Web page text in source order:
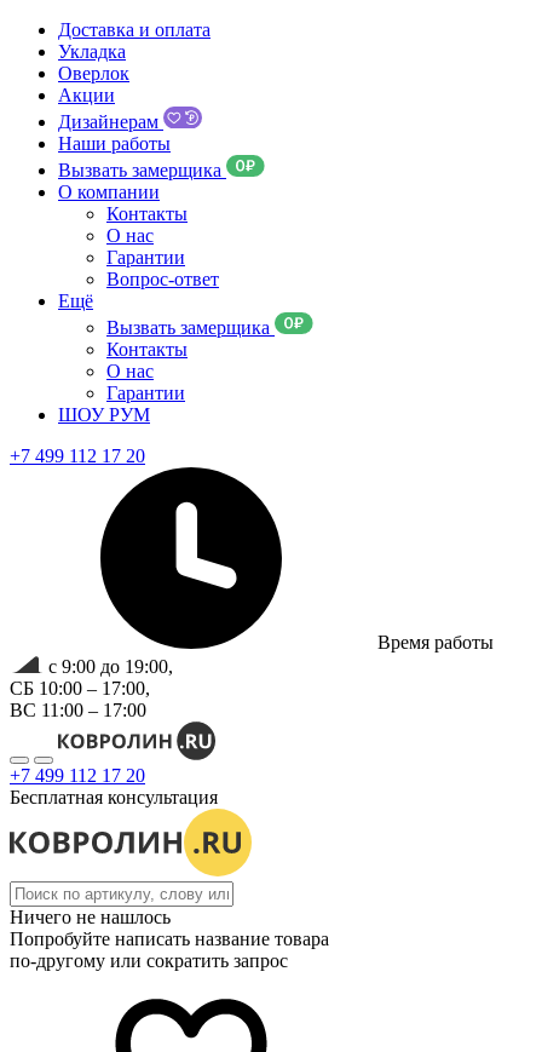
Доставка и оплата
Укладка
Оверлок
Акции
Дизайнерам
Наши работы
Вызвать замерщика
О компании
Контакты
О нас
Гарантии
Вопрос-ответ
Ещё
Вызвать замерщика
Контакты
О нас
Гарантии
ШОУ РУМ
+7 499 112 17 20
Время работы
с 9:00 до 19:00,
СБ 10:00 – 17:00,
ВС 11:00 – 17:00
+7 499 112 17 20
Бесплатная консультация
Ничего не нашлось
Попробуйте написать название товара
по-другому или сократить запрос